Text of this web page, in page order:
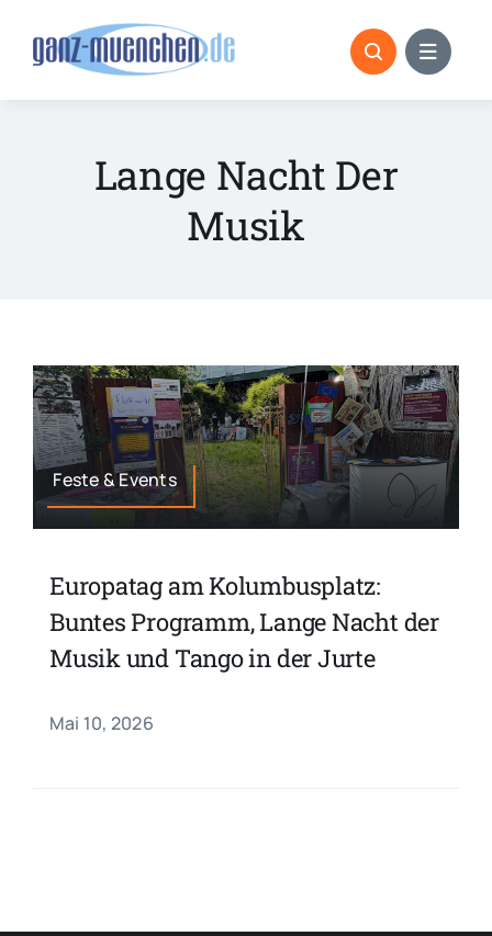
Lange Nacht Der
Musik
Feste & Events
Europatag am Kolumbusplatz:
Buntes Programm, Lange Nacht der
Musik und Tango in der Jurte
Mai 10, 2026